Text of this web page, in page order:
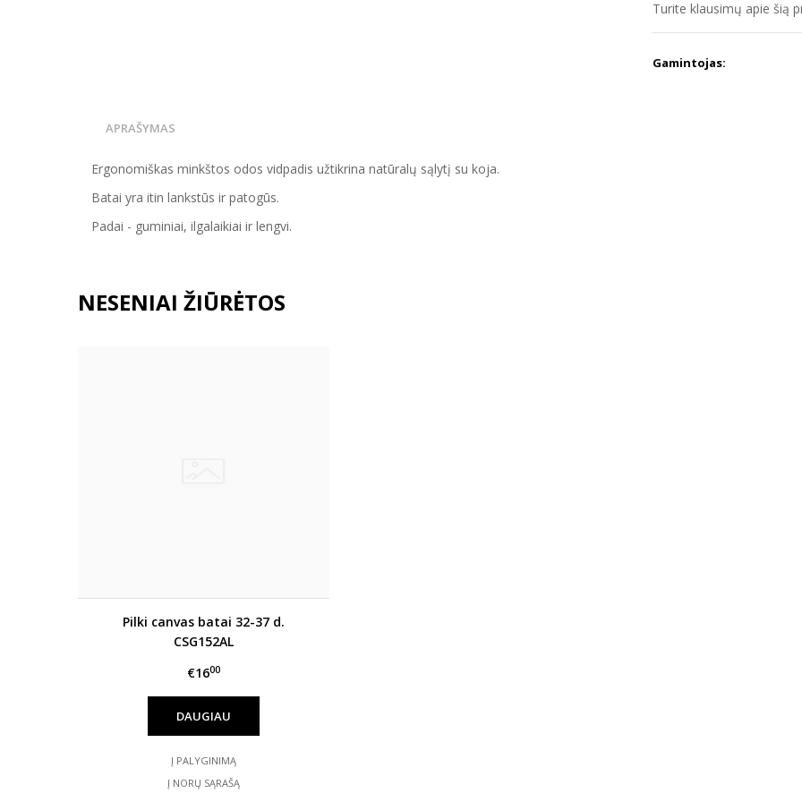
Turite klausimų apie šią
Gamintojas:
APRAŠYMAS
Ergonomiškas minkštos odos vidpadis užtikrina natūralų sąlytį su koja.
Batai yra itin lankstūs ir patogūs.
Padai - guminiai, ilgalaikiai ir lengvi.
NESENIAI ŽIŪRĖTOS
Pilki canvas batai 32-37 d.
CSG152AL
€1600
DAUGIAU
Į PALYGINIMĄ
Į NORŲ SĄRAŠĄ